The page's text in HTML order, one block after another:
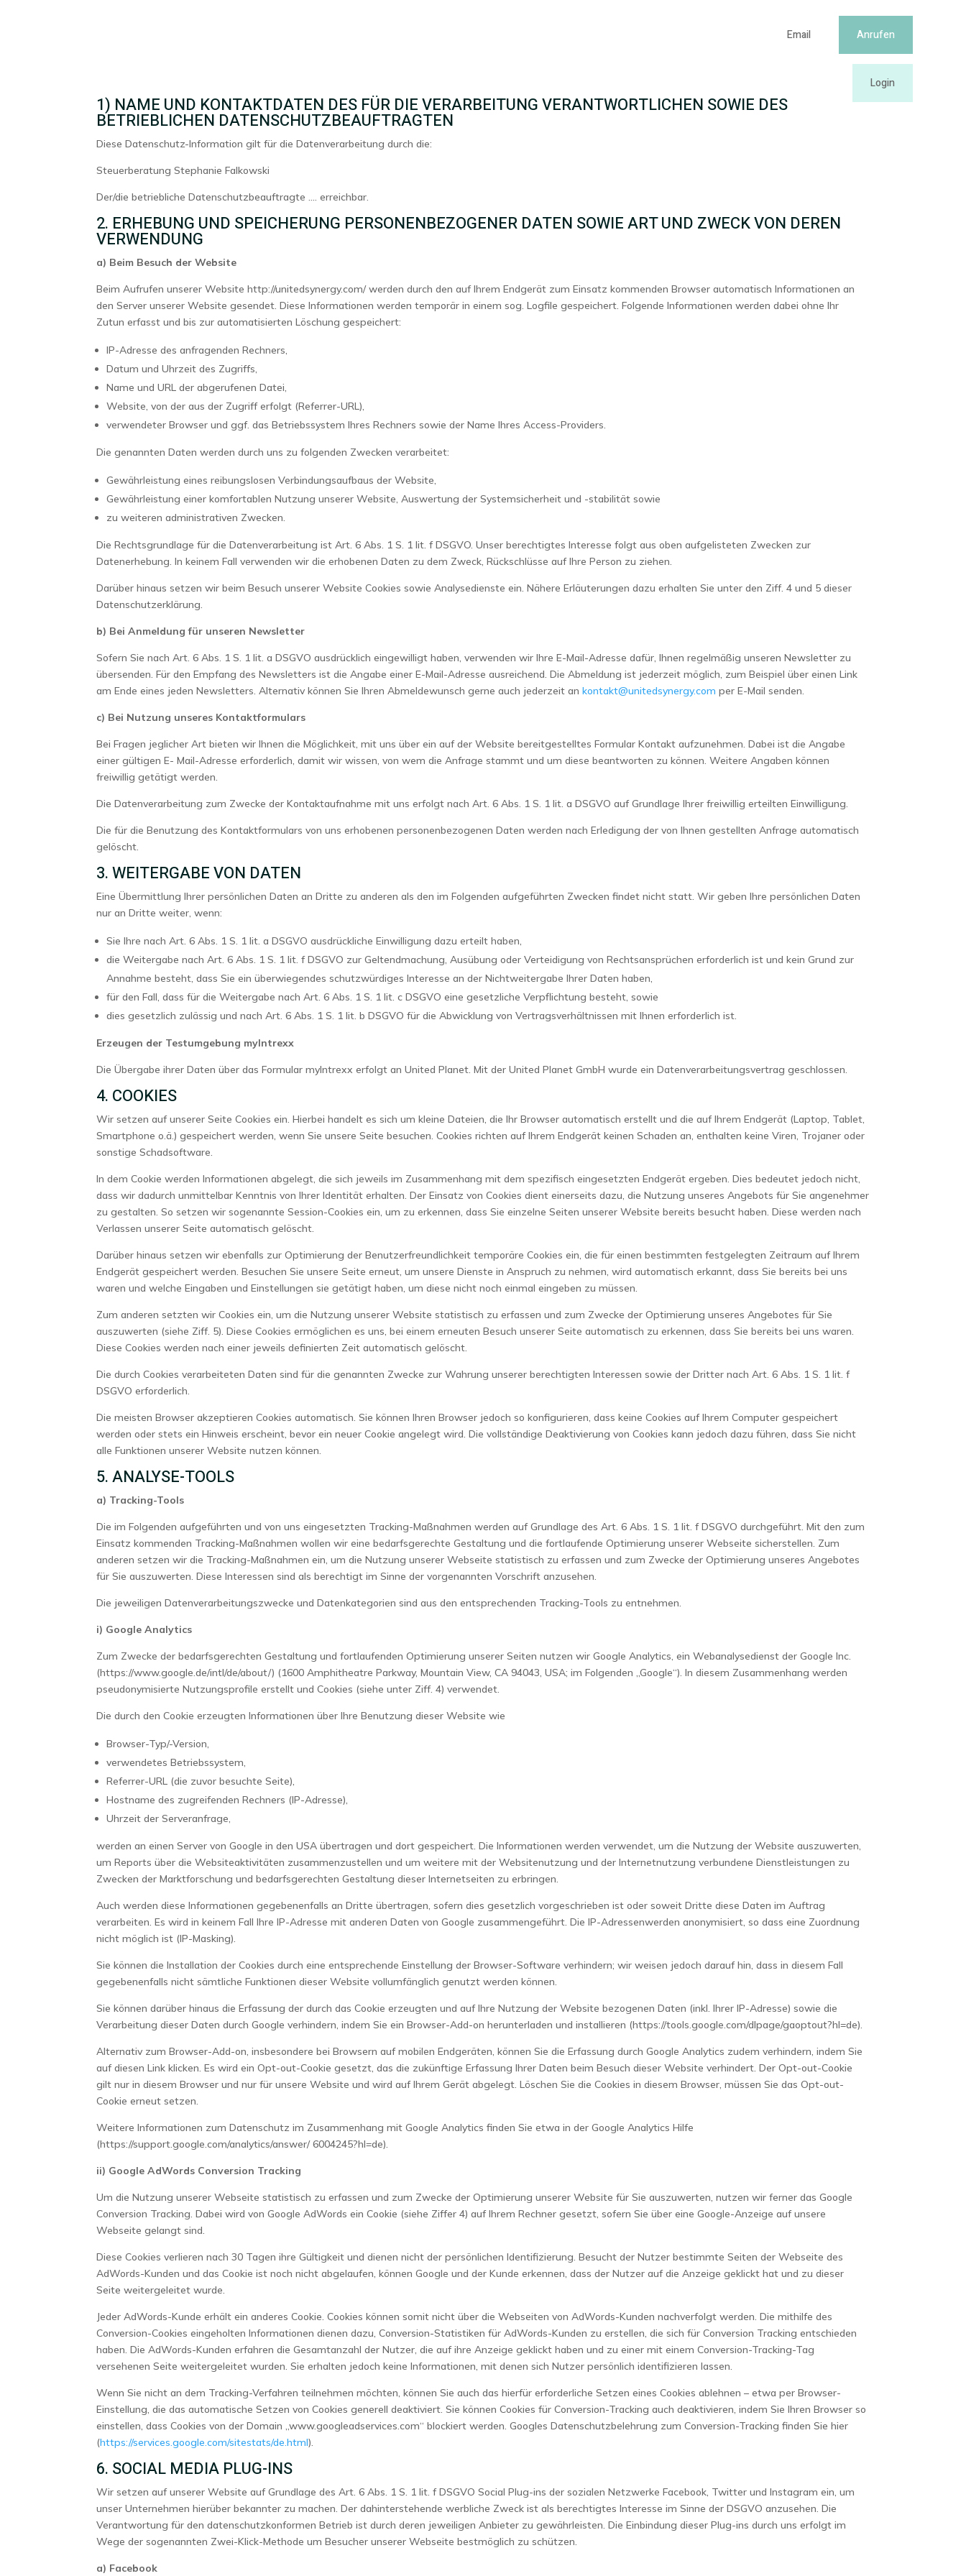
Email Anrufen
Login
1) NAME UND KONTAKTDATEN DES FÜR DIE VERARBEITUNG VERANTWORTLICHEN SOWIE DES
BETRIEBLICHEN DATENSCHUTZBEAUFTRAGTEN
Diese Datenschutz-Information gilt für die Datenverarbeitung durch die:
Steuerberatung Stephanie Falkowski
Der/die betriebliche Datenschutzbeauftragte …. erreichbar.
2. ERHEBUNG UND SPEICHERUNG PERSONENBEZOGENER DATEN SOWIE ART UND ZWECK VON DEREN
VERWENDUNG
a) Beim Besuch der Website
Beim Aufrufen unserer Website http://unitedsynergy.com/ werden durch den auf Ihrem Endgerät zum Einsatz kommenden Browser automatisch Informationen an
den Server unserer Website gesendet. Diese Informationen werden temporär in einem sog. Logfile gespeichert. Folgende Informationen werden dabei ohne Ihr
Zutun erfasst und bis zur automatisierten Löschung gespeichert:
IP-Adresse des anfragenden Rechners,
Datum und Uhrzeit des Zugriffs,
Name und URL der abgerufenen Datei,
Website, von der aus der Zugriff erfolgt (Referrer-URL),
verwendeter Browser und ggf. das Betriebssystem Ihres Rechners sowie der Name Ihres Access-Providers.
Die genannten Daten werden durch uns zu folgenden Zwecken verarbeitet:
Gewährleistung eines reibungslosen Verbindungsaufbaus der Website,
Gewährleistung einer komfortablen Nutzung unserer Website, Auswertung der Systemsicherheit und -stabilität sowie
zu weiteren administrativen Zwecken.
Die Rechtsgrundlage für die Datenverarbeitung ist Art. 6 Abs. 1 S. 1 lit. f DSGVO. Unser berechtigtes Interesse folgt aus oben aufgelisteten Zwecken zur
Datenerhebung. In keinem Fall verwenden wir die erhobenen Daten zu dem Zweck, Rückschlüsse auf Ihre Person zu ziehen.
Darüber hinaus setzen wir beim Besuch unserer Website Cookies sowie Analysedienste ein. Nähere Erläuterungen dazu erhalten Sie unter den Ziff. 4 und 5 dieser
Datenschutzerklärung.
b) Bei Anmeldung für unseren Newsletter
Sofern Sie nach Art. 6 Abs. 1 S. 1 lit. a DSGVO ausdrücklich eingewilligt haben, verwenden wir Ihre E-Mail-Adresse dafür, Ihnen regelmäßig unseren Newsletter zu
übersenden. Für den Empfang des Newsletters ist die Angabe einer E-Mail-Adresse ausreichend. Die Abmeldung ist jederzeit möglich, zum Beispiel über einen Link
am Ende eines jeden Newsletters. Alternativ können Sie Ihren Abmeldewunsch gerne auch jederzeit an kontakt@unitedsynergy.com per E-Mail senden.
c) Bei Nutzung unseres Kontaktformulars
Bei Fragen jeglicher Art bieten wir Ihnen die Möglichkeit, mit uns über ein auf der Website bereitgestelltes Formular Kontakt aufzunehmen. Dabei ist die Angabe
einer gültigen E- Mail-Adresse erforderlich, damit wir wissen, von wem die Anfrage stammt und um diese beantworten zu können. Weitere Angaben können
freiwillig getätigt werden.
Die Datenverarbeitung zum Zwecke der Kontaktaufnahme mit uns erfolgt nach Art. 6 Abs. 1 S. 1 lit. a DSGVO auf Grundlage Ihrer freiwillig erteilten Einwilligung.
Die für die Benutzung des Kontaktformulars von uns erhobenen personenbezogenen Daten werden nach Erledigung der von Ihnen gestellten Anfrage automatisch
gelöscht.
3. WEITERGABE VON DATEN
Eine Übermittlung Ihrer persönlichen Daten an Dritte zu anderen als den im Folgenden aufgeführten Zwecken findet nicht statt. Wir geben Ihre persönlichen Daten
nur an Dritte weiter, wenn:
Sie Ihre nach Art. 6 Abs. 1 S. 1 lit. a DSGVO ausdrückliche Einwilligung dazu erteilt haben,
die Weitergabe nach Art. 6 Abs. 1 S. 1 lit. f DSGVO zur Geltendmachung, Ausübung oder Verteidigung von Rechtsansprüchen erforderlich ist und kein Grund zur
Annahme besteht, dass Sie ein überwiegendes schutzwürdiges Interesse an der Nichtweitergabe Ihrer Daten haben,
für den Fall, dass für die Weitergabe nach Art. 6 Abs. 1 S. 1 lit. c DSGVO eine gesetzliche Verpflichtung besteht, sowie
dies gesetzlich zulässig und nach Art. 6 Abs. 1 S. 1 lit. b DSGVO für die Abwicklung von Vertragsverhältnissen mit Ihnen erforderlich ist.
Erzeugen der Testumgebung myIntrexx
Die Übergabe ihrer Daten über das Formular myIntrexx erfolgt an United Planet. Mit der United Planet GmbH wurde ein Datenverarbeitungsvertrag geschlossen.
4. COOKIES
Wir setzen auf unserer Seite Cookies ein. Hierbei handelt es sich um kleine Dateien, die Ihr Browser automatisch erstellt und die auf Ihrem Endgerät (Laptop, Tablet,
Smartphone o.ä.) gespeichert werden, wenn Sie unsere Seite besuchen. Cookies richten auf Ihrem Endgerät keinen Schaden an, enthalten keine Viren, Trojaner oder
sonstige Schadsoftware.
In dem Cookie werden Informationen abgelegt, die sich jeweils im Zusammenhang mit dem spezifisch eingesetzten Endgerät ergeben. Dies bedeutet jedoch nicht,
dass wir dadurch unmittelbar Kenntnis von Ihrer Identität erhalten. Der Einsatz von Cookies dient einerseits dazu, die Nutzung unseres Angebots für Sie angenehmer
zu gestalten. So setzen wir sogenannte Session-Cookies ein, um zu erkennen, dass Sie einzelne Seiten unserer Website bereits besucht haben. Diese werden nach
Verlassen unserer Seite automatisch gelöscht.
Darüber hinaus setzen wir ebenfalls zur Optimierung der Benutzerfreundlichkeit temporäre Cookies ein, die für einen bestimmten festgelegten Zeitraum auf Ihrem
Endgerät gespeichert werden. Besuchen Sie unsere Seite erneut, um unsere Dienste in Anspruch zu nehmen, wird automatisch erkannt, dass Sie bereits bei uns
waren und welche Eingaben und Einstellungen sie getätigt haben, um diese nicht noch einmal eingeben zu müssen.
Zum anderen setzten wir Cookies ein, um die Nutzung unserer Website statistisch zu erfassen und zum Zwecke der Optimierung unseres Angebotes für Sie
auszuwerten (siehe Ziff. 5). Diese Cookies ermöglichen es uns, bei einem erneuten Besuch unserer Seite automatisch zu erkennen, dass Sie bereits bei uns waren.
Diese Cookies werden nach einer jeweils definierten Zeit automatisch gelöscht.
Die durch Cookies verarbeiteten Daten sind für die genannten Zwecke zur Wahrung unserer berechtigten Interessen sowie der Dritter nach Art. 6 Abs. 1 S. 1 lit. f
DSGVO erforderlich.
Die meisten Browser akzeptieren Cookies automatisch. Sie können Ihren Browser jedoch so konfigurieren, dass keine Cookies auf Ihrem Computer gespeichert
werden oder stets ein Hinweis erscheint, bevor ein neuer Cookie angelegt wird. Die vollständige Deaktivierung von Cookies kann jedoch dazu führen, dass Sie nicht
alle Funktionen unserer Website nutzen können.
5. ANALYSE-TOOLS
a) Tracking-Tools
Die im Folgenden aufgeführten und von uns eingesetzten Tracking-Maßnahmen werden auf Grundlage des Art. 6 Abs. 1 S. 1 lit. f DSGVO durchgeführt. Mit den zum
Einsatz kommenden Tracking-Maßnahmen wollen wir eine bedarfsgerechte Gestaltung und die fortlaufende Optimierung unserer Webseite sicherstellen. Zum
anderen setzen wir die Tracking-Maßnahmen ein, um die Nutzung unserer Webseite statistisch zu erfassen und zum Zwecke der Optimierung unseres Angebotes
für Sie auszuwerten. Diese Interessen sind als berechtigt im Sinne der vorgenannten Vorschrift anzusehen.
Die jeweiligen Datenverarbeitungszwecke und Datenkategorien sind aus den entsprechenden Tracking-Tools zu entnehmen.
i) Google Analytics
Zum Zwecke der bedarfsgerechten Gestaltung und fortlaufenden Optimierung unserer Seiten nutzen wir Google Analytics, ein Webanalysedienst der Google Inc.
(https://www.google.de/intl/de/about/) (1600 Amphitheatre Parkway, Mountain View, CA 94043, USA; im Folgenden „Google“). In diesem Zusammenhang werden
pseudonymisierte Nutzungsprofile erstellt und Cookies (siehe unter Ziff. 4) verwendet.
Die durch den Cookie erzeugten Informationen über Ihre Benutzung dieser Website wie
Browser-Typ/-Version,
verwendetes Betriebssystem,
Referrer-URL (die zuvor besuchte Seite),
Hostname des zugreifenden Rechners (IP-Adresse),
Uhrzeit der Serveranfrage,
werden an einen Server von Google in den USA übertragen und dort gespeichert. Die Informationen werden verwendet, um die Nutzung der Website auszuwerten,
um Reports über die Websiteaktivitäten zusammenzustellen und um weitere mit der Websitenutzung und der Internetnutzung verbundene Dienstleistungen zu
Zwecken der Marktforschung und bedarfsgerechten Gestaltung dieser Internetseiten zu erbringen.
Auch werden diese Informationen gegebenenfalls an Dritte übertragen, sofern dies gesetzlich vorgeschrieben ist oder soweit Dritte diese Daten im Auftrag
verarbeiten. Es wird in keinem Fall Ihre IP-Adresse mit anderen Daten von Google zusammengeführt. Die IP-Adressenwerden anonymisiert, so dass eine Zuordnung
nicht möglich ist (IP-Masking).
Sie können die Installation der Cookies durch eine entsprechende Einstellung der Browser-Software verhindern; wir weisen jedoch darauf hin, dass in diesem Fall
gegebenenfalls nicht sämtliche Funktionen dieser Website vollumfänglich genutzt werden können.
Sie können darüber hinaus die Erfassung der durch das Cookie erzeugten und auf Ihre Nutzung der Website bezogenen Daten (inkl. Ihrer IP-Adresse) sowie die
Verarbeitung dieser Daten durch Google verhindern, indem Sie ein Browser-Add-on herunterladen und installieren (https://tools.google.com/dlpage/gaoptout?hl=de).
Alternativ zum Browser-Add-on, insbesondere bei Browsern auf mobilen Endgeräten, können Sie die Erfassung durch Google Analytics zudem verhindern, indem Sie
auf diesen Link klicken. Es wird ein Opt-out-Cookie gesetzt, das die zukünftige Erfassung Ihrer Daten beim Besuch dieser Website verhindert. Der Opt-out-Cookie
gilt nur in diesem Browser und nur für unsere Website und wird auf Ihrem Gerät abgelegt. Löschen Sie die Cookies in diesem Browser, müssen Sie das Opt-out-
Cookie erneut setzen.
Weitere Informationen zum Datenschutz im Zusammenhang mit Google Analytics finden Sie etwa in der Google Analytics Hilfe
(https://support.google.com/analytics/answer/ 6004245?hl=de).
ii) Google AdWords Conversion Tracking
Um die Nutzung unserer Webseite statistisch zu erfassen und zum Zwecke der Optimierung unserer Website für Sie auszuwerten, nutzen wir ferner das Google
Conversion Tracking. Dabei wird von Google AdWords ein Cookie (siehe Ziffer 4) auf Ihrem Rechner gesetzt, sofern Sie über eine Google-Anzeige auf unsere
Webseite gelangt sind.
Diese Cookies verlieren nach 30 Tagen ihre Gültigkeit und dienen nicht der persönlichen Identifizierung. Besucht der Nutzer bestimmte Seiten der Webseite des
AdWords-Kunden und das Cookie ist noch nicht abgelaufen, können Google und der Kunde erkennen, dass der Nutzer auf die Anzeige geklickt hat und zu dieser
Seite weitergeleitet wurde.
Jeder AdWords-Kunde erhält ein anderes Cookie. Cookies können somit nicht über die Webseiten von AdWords-Kunden nachverfolgt werden. Die mithilfe des
Conversion-Cookies eingeholten Informationen dienen dazu, Conversion-Statistiken für AdWords-Kunden zu erstellen, die sich für Conversion Tracking entschieden
haben. Die AdWords-Kunden erfahren die Gesamtanzahl der Nutzer, die auf ihre Anzeige geklickt haben und zu einer mit einem Conversion-Tracking-Tag
versehenen Seite weitergeleitet wurden. Sie erhalten jedoch keine Informationen, mit denen sich Nutzer persönlich identifizieren lassen.
Wenn Sie nicht an dem Tracking-Verfahren teilnehmen möchten, können Sie auch das hierfür erforderliche Setzen eines Cookies ablehnen – etwa per Browser-
Einstellung, die das automatische Setzen von Cookies generell deaktiviert. Sie können Cookies für Conversion-Tracking auch deaktivieren, indem Sie Ihren Browser so
einstellen, dass Cookies von der Domain „www.googleadservices.com“ blockiert werden. Googles Datenschutzbelehrung zum Conversion-Tracking finden Sie hier
(https://services.google.com/sitestats/de.html).
6. SOCIAL MEDIA PLUG-INS
Wir setzen auf unserer Website auf Grundlage des Art. 6 Abs. 1 S. 1 lit. f DSGVO Social Plug-ins der sozialen Netzwerke Facebook, Twitter und Instagram ein, um
unser Unternehmen hierüber bekannter zu machen. Der dahinterstehende werbliche Zweck ist als berechtigtes Interesse im Sinne der DSGVO anzusehen. Die
Verantwortung für den datenschutzkonformen Betrieb ist durch deren jeweiligen Anbieter zu gewährleisten. Die Einbindung dieser Plug-ins durch uns erfolgt im
Wege der sogenannten Zwei-Klick-Methode um Besucher unserer Webseite bestmöglich zu schützen.
a) Facebook